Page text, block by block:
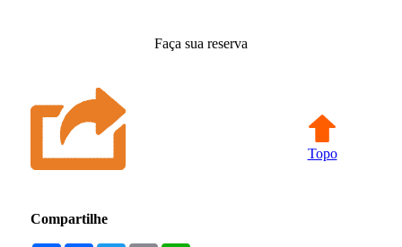
Faça sua reserva
Topo
Compartilhe